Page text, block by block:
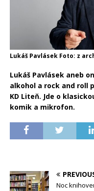
Lukáš Pavlásek Foto: z
Lukáš Pavlásek aneb
alkohol a rock and roll
KD Liteň. Jde o
komik a mikrofon.
Noc